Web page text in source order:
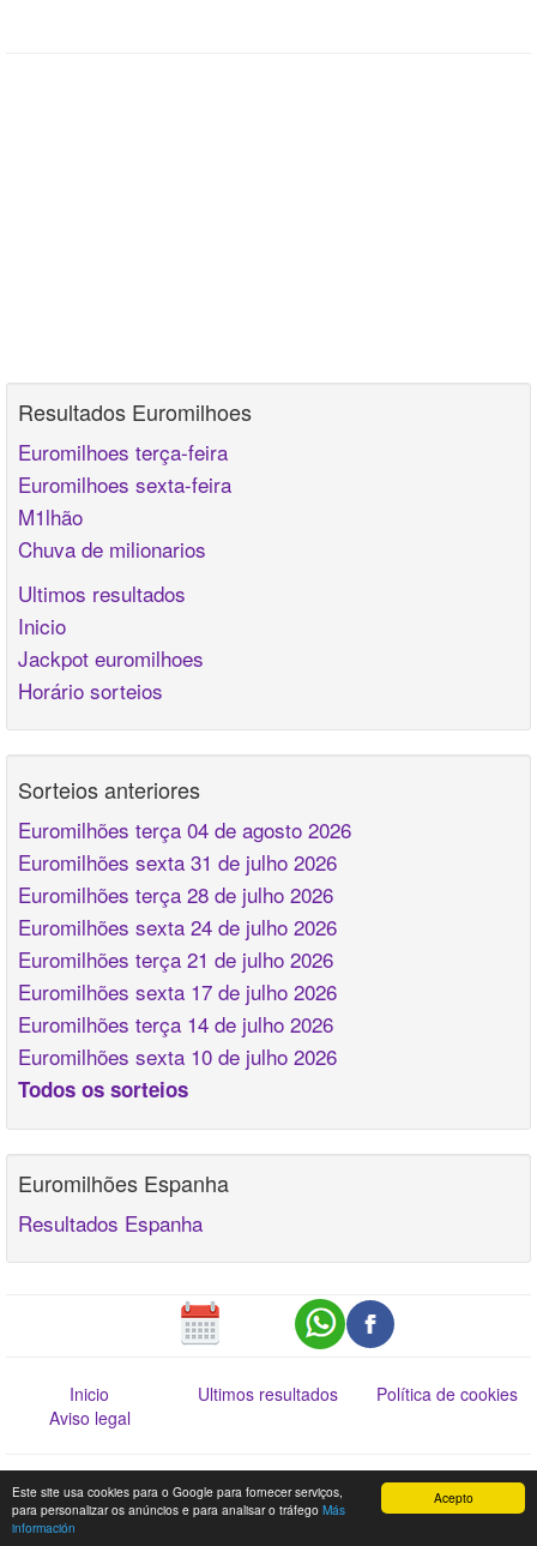
Acepto
Este site usa cookies para o Google para fornecer serviços,
para personalizar os anúncios e para analisar o tráfego Más
información
Resultados Euromilhoes
Euromilhoes terça-feira
Euromilhoes sexta-feira
M1lhão
Chuva de milionarios
Ultimos resultados
Inicio
Jackpot euromilhoes
Horário sorteios
Sorteios anteriores
Euromilhões terça 04 de agosto 2026
Euromilhões sexta 31 de julho 2026
Euromilhões terça 28 de julho 2026
Euromilhões sexta 24 de julho 2026
Euromilhões terça 21 de julho 2026
Euromilhões sexta 17 de julho 2026
Euromilhões terça 14 de julho 2026
Euromilhões sexta 10 de julho 2026
Todos os sorteios
Euromilhões Espanha
Resultados Espanha
Inicio Ultimos resultados
Política de cookies
Aviso legal
Esta informação não dispensa a consulta da Lista Oficial de Prémios. Web
www.jogossantacasa.pt